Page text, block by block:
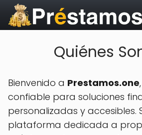
Quiénes
Bienvenido a Prestamos.one
confiable para soluciones
personalizadas y accesibles.
plataforma dedicada a